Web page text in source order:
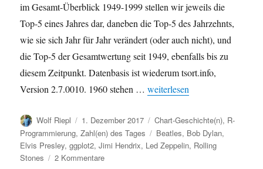
im Gesamt-Überblick 1949-1999 stellen wir jeweils die
Top-5 eines Jahres dar, daneben die Top-5 des Jahrzehnts,
wie sie sich Jahr für Jahr verändert (oder auch nicht), und
die Top-5 der Gesamtwertung seit 1949, ebenfalls bis zu
diesem Zeitpunkt. Datenbasis ist wiederum tsort.info,
Version 2.7.0010. 1960 stehen …„Chart-Geschichte:
weiterlesen
Autor
Wolf Riepl
Veröffentlicht
am
1. Dezember 2017 Kategorien
Chart-Geschichte(n), R-
Programmierung,Zahl(en) des Tages Schlagwörter
Beatles, Bob Dylan,
Elvis Presley,ggplot2,Jimi Hendrix, Led Zeppelin, Rolling
Stones
2 Kommentarezu